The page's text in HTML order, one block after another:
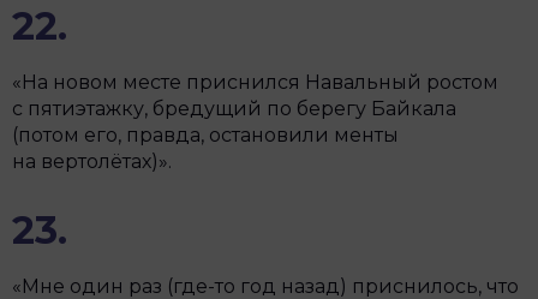
22.
«На новом месте приснился Навальный ростом
с пятиэтажку, бредущий по берегу Байкала
(потом его, правда, остановили менты
на вертолётах)».
23.
«Мне один раз (где-то год назад) приснилось, что